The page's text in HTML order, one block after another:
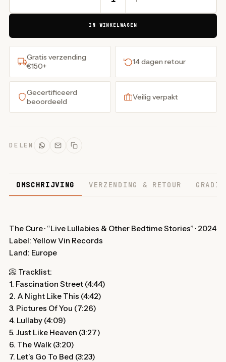
IN WINKELWAGEN
Gratis verzending
€150+
14 dagen retour
Gecertificeerd
beoordeeld
Veilig verpakt
DELEN
OMSCHRIJVING VERZENDING & RETOUR
The Cure · “Live Lullabies & Other Bedtime Stories” · 2024
Label: Yellow Vin Records
Land: Europe
📀 Tracklist:
1. Fascination Street (4:44)
2. A Night Like This (4:42)
3. Pictures Of You (7:26)
4. Lullaby (4:09)
5. Just Like Heaven (3:27)
6. The Walk (3:20)
7. Let’s Go To Bed (3:23)